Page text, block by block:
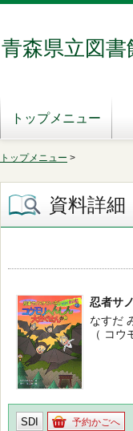
青森県立図書
トップメニュー
トップメニュー >
資料詳細
忍者サ
なすだ
（ コ
SDI 予約かごへ